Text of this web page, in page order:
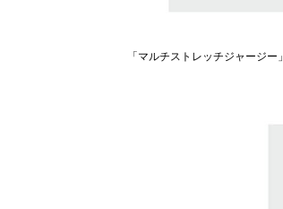
「マルチストレッチジャージー」